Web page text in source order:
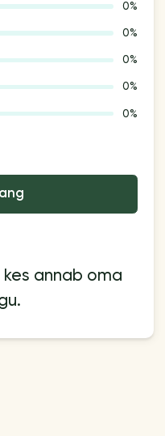
0%
0%
0%
0%
0%
annab oma